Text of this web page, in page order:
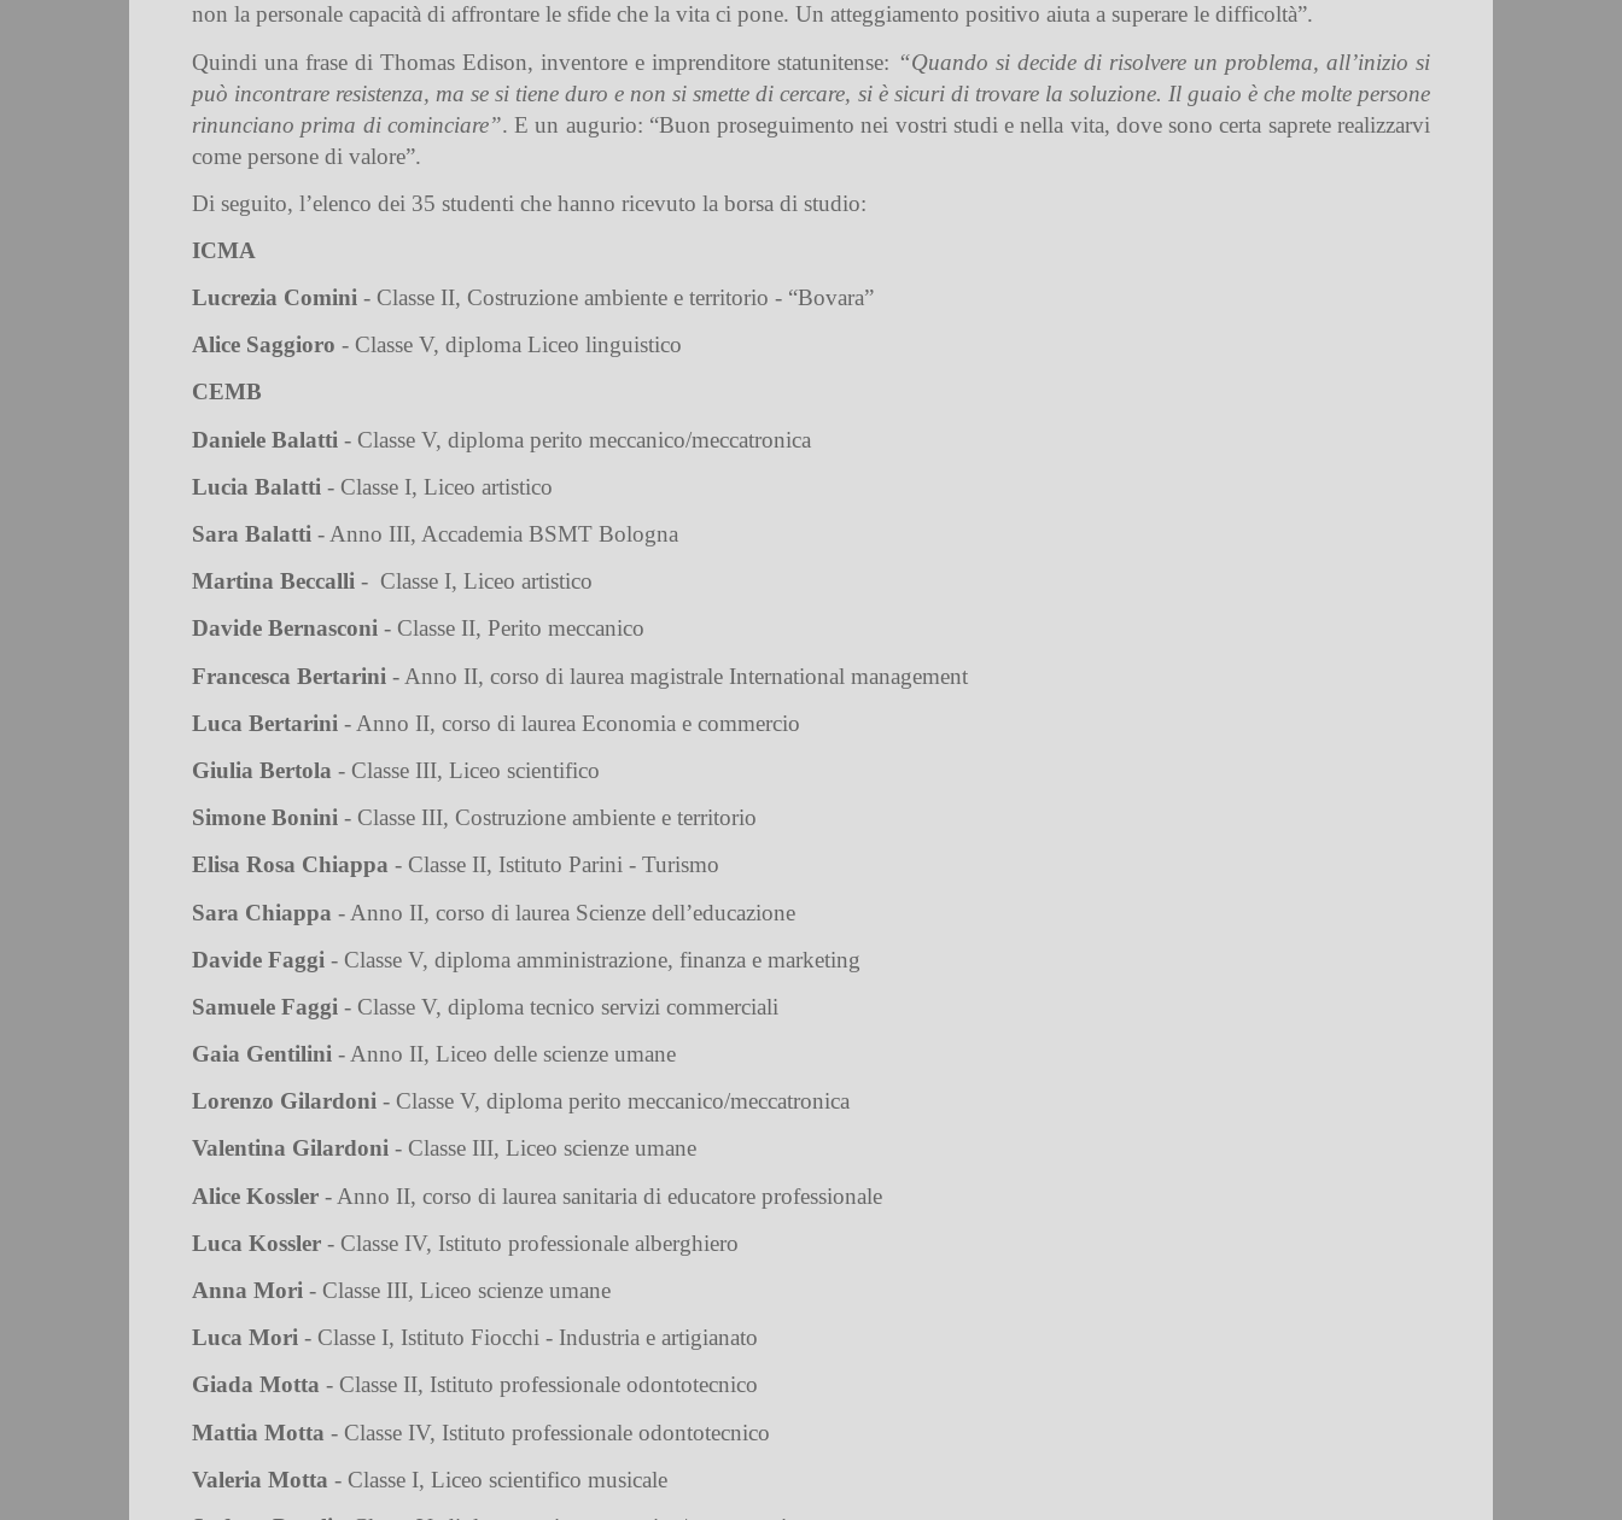
non la personale capacità di affrontare le sfide che la vita ci pone. Un atteggiamento positivo aiuta a superare le difficoltà”.
Quindi una frase di Thomas Edison, inventore e imprenditore statunitense: “Quando si decide di risolvere un problema, all’inizio si
può incontrare resistenza, ma se si tiene duro e non si smette di cercare, si è sicuri di trovare la soluzione. Il guaio è che molte persone
rinunciano prima di cominciare”. E un augurio: “Buon proseguimento nei vostri studi e nella vita, dove sono certa saprete realizzarvi
come persone di valore”.
Di seguito, l’elenco dei 35 studenti che hanno ricevuto la borsa di studio:
ICMA
Lucrezia Comini - Classe II, Costruzione ambiente e territorio - “Bovara”
Alice Saggioro - Classe V, diploma Liceo linguistico
CEMB
Daniele Balatti - Classe V, diploma perito meccanico/meccatronica
Lucia Balatti - Classe I, Liceo artistico
Sara Balatti - Anno III, Accademia BSMT Bologna
Martina Beccalli - Classe I, Liceo artistico
Davide Bernasconi - Classe II, Perito meccanico
Francesca Bertarini - Anno II, corso di laurea magistrale International management
Luca Bertarini - Anno II, corso di laurea Economia e commercio
Giulia Bertola - Classe III, Liceo scientifico
Simone Bonini - Classe III, Costruzione ambiente e territorio
Elisa Rosa Chiappa - Classe II, Istituto Parini - Turismo
Sara Chiappa - Anno II, corso di laurea Scienze dell’educazione
Davide Faggi - Classe V, diploma amministrazione, finanza e marketing
Samuele Faggi - Classe V, diploma tecnico servizi commerciali
Gaia Gentilini - Anno II, Liceo delle scienze umane
Lorenzo Gilardoni - Classe V, diploma perito meccanico/meccatronica
Valentina Gilardoni - Classe III, Liceo scienze umane
Alice Kossler - Anno II, corso di laurea sanitaria di educatore professionale
Luca Kossler - Classe IV, Istituto professionale alberghiero
Anna Mori - Classe III, Liceo scienze umane
Luca Mori - Classe I, Istituto Fiocchi - Industria e artigianato
Giada Motta - Classe II, Istituto professionale odontotecnico
Mattia Motta - Classe IV, Istituto professionale odontotecnico
Valeria Motta - Classe I, Liceo scientifico musicale